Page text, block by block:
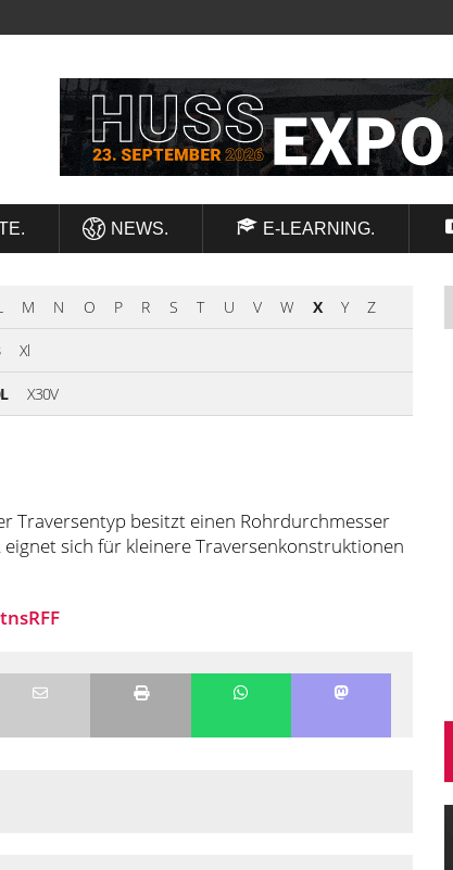
NEWS. E-LEARNING.
M N O P R S T U V W X Y Z
Xl
X30V
Traversentyp besitzt einen Rohrdurchmesser
sich für kleinere Traversenkonstruktionen